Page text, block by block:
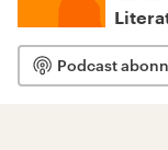
Podcast